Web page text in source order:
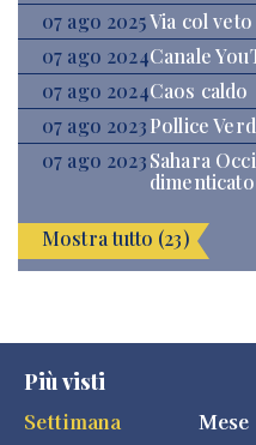
07 ago 2025Via col veto
07 ago 2024Canale
07 ago 2024Caos caldo
07 ago 2023Pollice
07 ago 2023Sahara
dimenticato
Mostra tutto (23)
Più visti
Settimana
Mese